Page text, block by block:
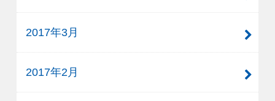
2017年3月
2017年2月